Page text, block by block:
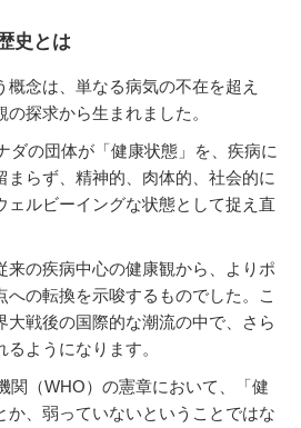
史とは
概念は、単なる病気の不在を超え
探求から生まれました。
ダの団体が「健康状態」を、疾病に
まらず、精神的、肉体的、社会的に
ェルビーイングな状態として捉え直
来の疾病中心の健康観から、よりポ
への転換を示唆するものでした。こ
大戦後の国際的な潮流の中で、さら
ようになります。
関（WHO）の憲章において、「健
か、弱っていないということではな